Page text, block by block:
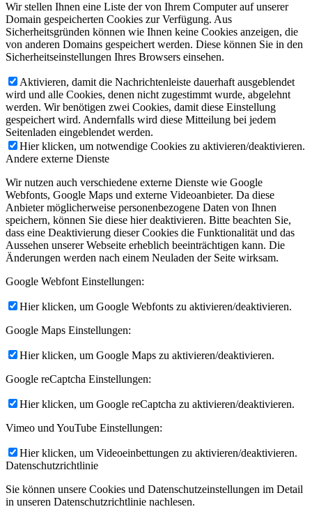
Wir stellen Ihnen eine Liste der von Ihrem Computer auf unserer
Domain gespeicherten Cookies zur Verfügung. Aus
Sicherheitsgründen können wie Ihnen keine Cookies anzeigen, die
von anderen Domains gespeichert werden. Diese können Sie in den
Sicherheitseinstellungen Ihres Browsers einsehen.
Aktivieren, damit die Nachrichtenleiste dauerhaft ausgeblendet
wird und alle Cookies, denen nicht zugestimmt wurde, abgelehnt
werden. Wir benötigen zwei Cookies, damit diese Einstellung
gespeichert wird. Andernfalls wird diese Mitteilung bei jedem
Seitenladen eingeblendet werden.
Hier klicken, um notwendige Cookies zu aktivieren/deaktivieren.
Andere externe Dienste
Wir nutzen auch verschiedene externe Dienste wie Google
Webfonts, Google Maps und externe Videoanbieter. Da diese
Anbieter möglicherweise personenbezogene Daten von Ihnen
speichern, können Sie diese hier deaktivieren. Bitte beachten Sie,
dass eine Deaktivierung dieser Cookies die Funktionalität und das
Aussehen unserer Webseite erheblich beeinträchtigen kann. Die
Änderungen werden nach einem Neuladen der Seite wirksam.
Google Webfont Einstellungen:
Hier klicken, um Google Webfonts zu aktivieren/deaktivieren.
Google Maps Einstellungen:
Hier klicken, um Google Maps zu aktivieren/deaktivieren.
Google reCaptcha Einstellungen:
Hier klicken, um Google reCaptcha zu aktivieren/deaktivieren.
Vimeo und YouTube Einstellungen:
Hier klicken, um Videoeinbettungen zu aktivieren/deaktivieren.
Datenschutzrichtlinie
Sie können unsere Cookies und Datenschutzeinstellungen im Detail
in unseren Datenschutzrichtlinie nachlesen.